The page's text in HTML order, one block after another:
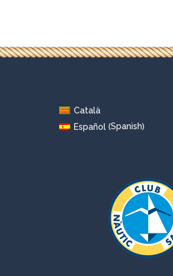
Català
Español(Spanish)